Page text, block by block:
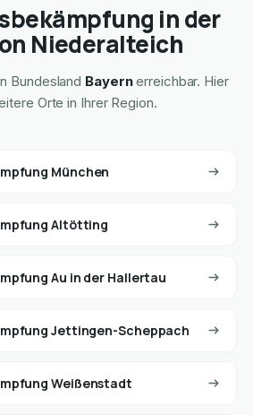
in der
Niederalteich
Bundesland Bayernerreichbar. Hier
Orte in Ihrer Region.
München
Altötting
Au in der Hallertau
Jettingen-Scheppach
Weißenstadt